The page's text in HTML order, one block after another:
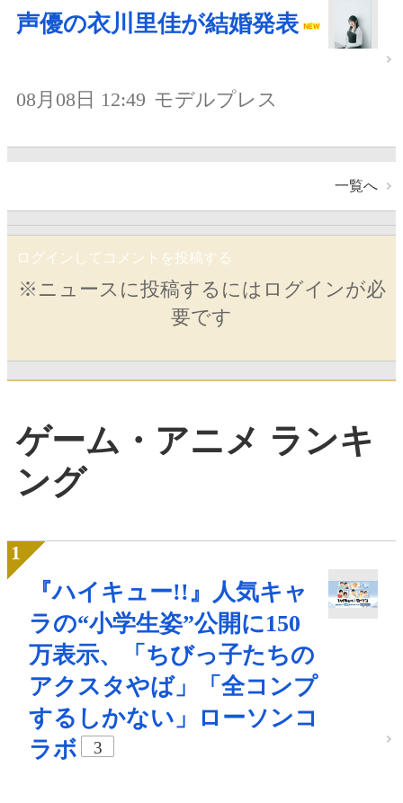
声優の衣川里佳が結婚発表
08月08日 12:49 モデルプレス
一覧へ
ログインしてコメントを投稿する
※ニュースに投稿するにはログインが必
要です
ゲーム・アニメ ランキ
ング
『ハイキュー!!』人気キャ
ラの“小学生姿”公開に150
万表示、「ちびっ子たちの
アクスタやば」「全コンプ
するしかない」ローソンコ
ラボ
3